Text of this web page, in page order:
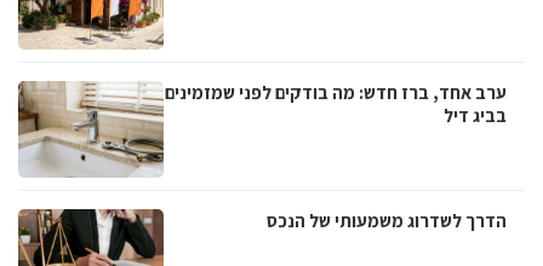
ערב אחד, ברז חדש: מה בודקים לפני שמזמינים
בביג דיל
הדרך לשדרוג משמעותי של הנכס